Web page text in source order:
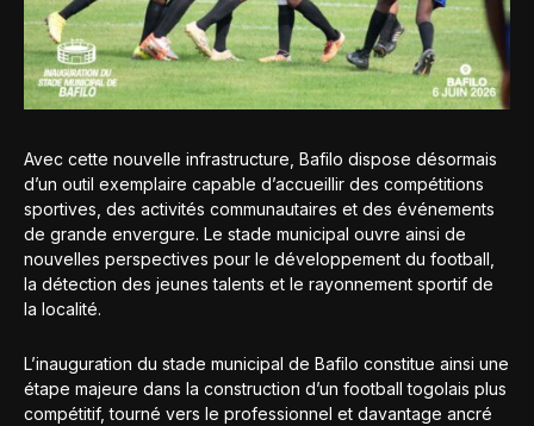
Avec cette nouvelle infrastructure, Bafilo dispose désormais
d’un outil exemplaire capable d’accueillir des compétitions
sportives, des activités communautaires et des événements
de grande envergure. Le stade municipal ouvre ainsi de
nouvelles perspectives pour le développement du football,
la détection des jeunes talents et le rayonnement sportif de
la localité.
L’inauguration du stade municipal de Bafilo constitue ainsi une
étape majeure dans la construction d’un football togolais plus
compétitif, tourné vers le professionnel et davantage ancré